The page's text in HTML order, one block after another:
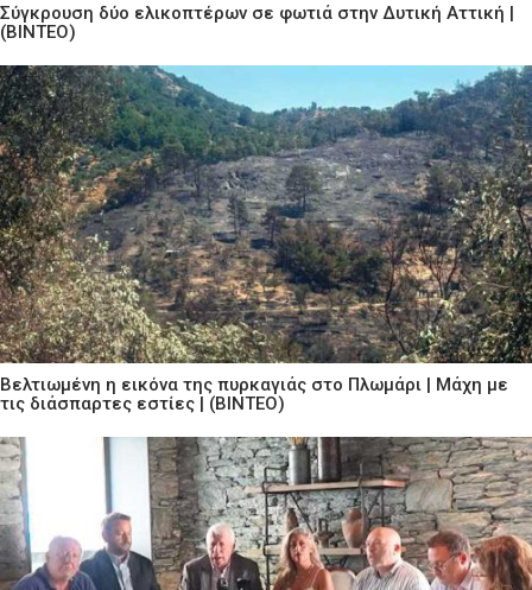
Σύγκρουση δύο ελικοπτέρων σε φωτιά στην Δυτική Αττική |
(ΒΙΝΤΕΟ)
Βελτιωμένη η εικόνα της πυρκαγιάς στο Πλωμάρι | Μάχη με
τις διάσπαρτες εστίες | (ΒΙΝΤΕΟ)